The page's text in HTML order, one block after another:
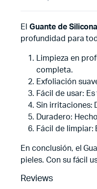
El Guante de Silicona
profundidad para
Limpieza en
completa.
Exfoliación
Fácil de usar:
Sin irritaciones:
Duradero:
Fácil de limpiar:
En conclusión, el
pieles. Con su fácil
Reviews